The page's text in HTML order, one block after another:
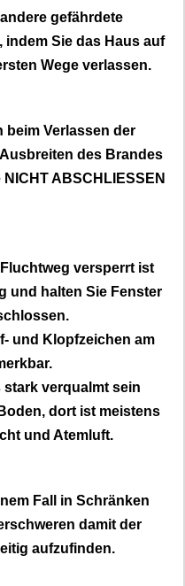
gefährdete
indem Sie das Haus auf
Wege verlassen.
beim Verlassen der
des Brandes
ABSCHLIESSEN
versperrt ist
und halten Sie Fenster
und Klopfzeichen am
stark verqualmt sein
dort ist meistens
und Atemluft.
Fall in Schränken
damit der
aufzufinden.